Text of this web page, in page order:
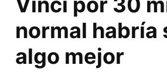
normal habría
algo mejor